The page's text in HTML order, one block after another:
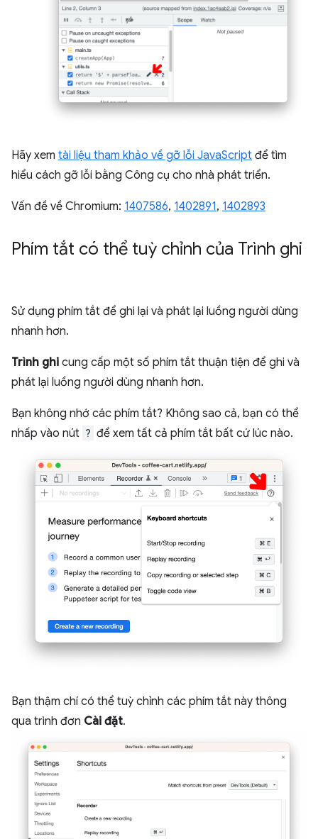
Hãy xem tài liệu tham khảo về gỡ lỗi JavaScript để tìm
hiểu cách gỡ lỗi bằng Công cụ cho nhà phát triển.
Vấn đề về Chromium: 1407586, 1402891, 1402893
Phím tắt có thể tuỳ chỉnh của Trình ghi
Sử dụng phím tắt để ghi lại và phát lại luồng người dùng
nhanh hơn.
Trình ghi cung cấp một số phím tắt thuận tiện để ghi và
phát lại luồng người dùng nhanh hơn.
Bạn không nhớ các phím tắt? Không sao cả, bạn có thể
nhấp vào nút ? để xem tất cả phím tắt bất cứ lúc nào.
Bạn thậm chí có thể tuỳ chỉnh các phím tắt này thông
qua trình đơn Cài đặt.